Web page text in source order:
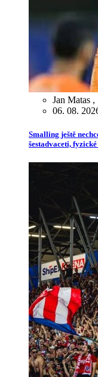
Jan Matas ,
06. 08.
Smalling ještě
šestadvaceti,